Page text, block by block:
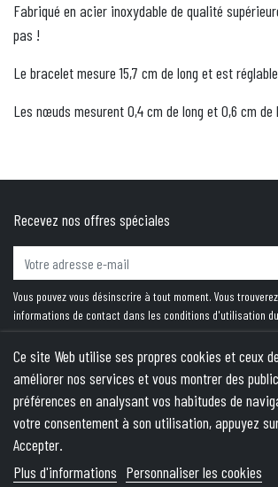
Fabriqué en acier inoxydable de qualité
pas !
Le bracelet mesure 15,7 cm de long et est
Les nœuds mesurent 0,4 cm de long et 0,6 cm de
Recevez nos offres spéciales
Vous pouvez vous désinscrire à tout moment. Vous
informations de contact dans les conditions d'utilisation
PRODUITS
NOTRE SOCIÉTÉ
VOTRE COMPTE
Ce site Web utilise ses propres cookies et ceux
améliorer nos services et vous montrer des
préférences en analysant vos habitudes de
votre consentement à son utilisation, appuyez
Accepter.
Plus d'informations Personnaliser les cookies